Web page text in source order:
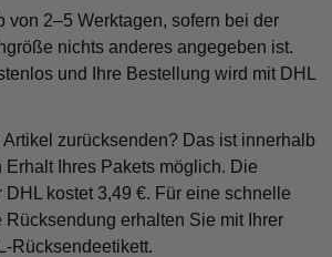
von 2–5 Werktagen, sofern bei der
nichts anderes angegeben ist.
und Ihre Bestellung wird mit DHL
zurücksenden? Das ist innerhalb
Erhalt Ihres Pakets möglich. Die
DHL kostet 3,49 €. Für eine schnelle
Rücksendung erhalten Sie mit Ihrer
Rücksendeetikett.